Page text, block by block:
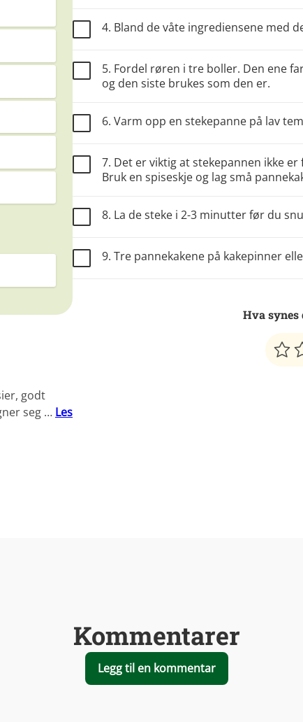
godt
seg … Les
4. Bland de våte ingrediensene med
5. Fordel røren i tre boller. Den ene
og den siste brukes som den er.
6. Varm opp en stekepanne på lav
7. Det er viktig at stekepannen ikke
Bruk en spiseskje og lag små
8. La de steke i 2-3 minutter før du
9. Tre pannekakene på kakepinner
Hva synes
Kommentarer
Legg til en kommentar